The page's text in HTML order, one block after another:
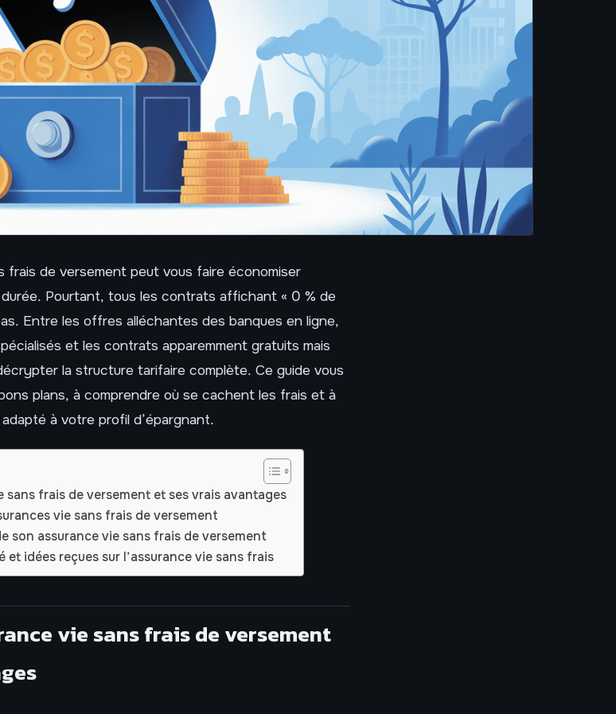
frais de versement peut vous faire économiser
durée. Pourtant, tous les contrats affichant « 0 % de
Entre les offres alléchantes des banques en ligne,
et les contrats apparemment gratuits mais
la structure tarifaire complète. Ce guide vous
plans, à comprendre où se cachent les frais et à
à votre profil d’épargnant.
sans frais de versement et ses vrais avantages
vie sans frais de versement
son assurance vie sans frais de versement
idées reçues sur l’assurance vie sans frais
vie sans frais de versement